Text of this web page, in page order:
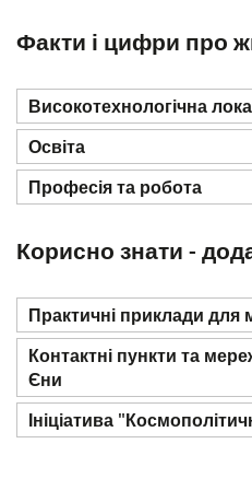
Факти і цифри про
Високотехнологічна
Освіта
Професія та робота
Корисно знати -
Практичні приклади для
Контактні пункти та
Єни
Ініціатива